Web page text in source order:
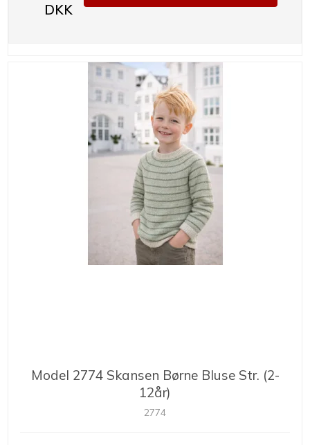
DKK
Model 2774 Skansen Børne Bluse Str. (2-
12år)
2774